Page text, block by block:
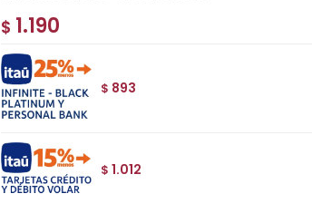
$ 1.190
$ 893
$ 1.012